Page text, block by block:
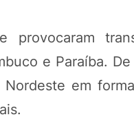
e Paraíba.
em